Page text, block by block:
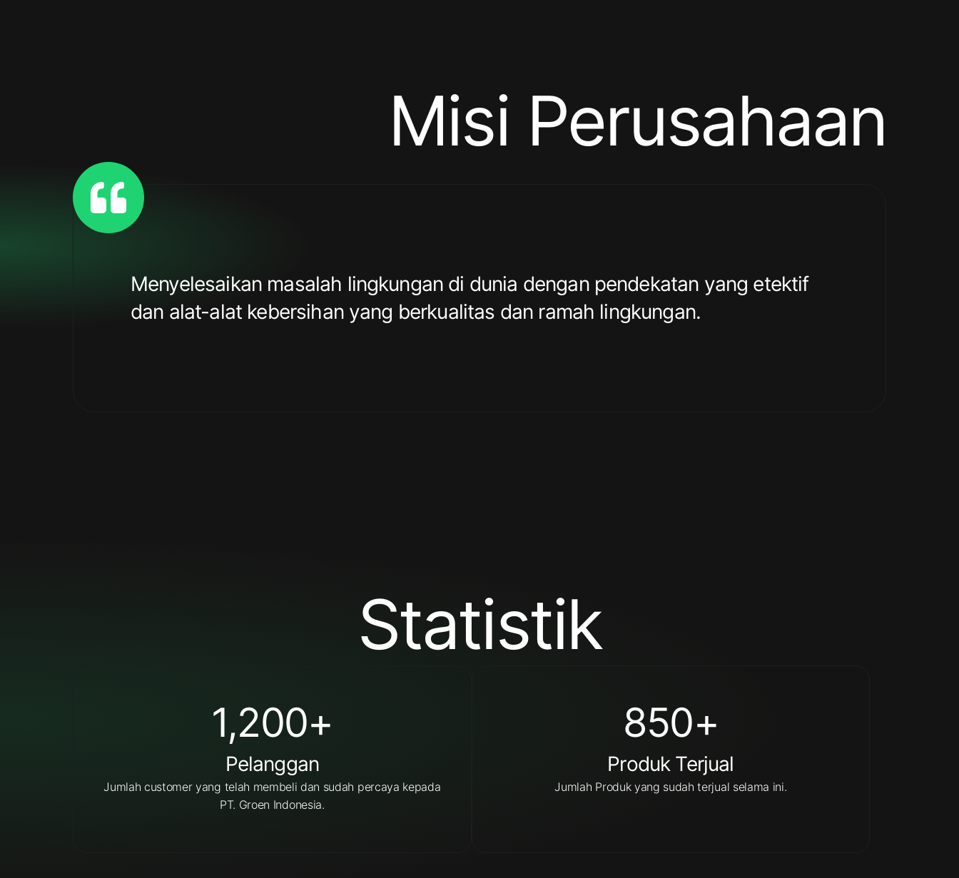
Misi Perusahaan
Menyelesaikan masalah lingkungan di dunia dengan pendekatan yang etektif
dan alat-alat kebersihan yang berkualitas dan ramah lingkungan.
Statistik
Pelanggan
1,200+
Jumlah customer yang telah membeli dan sudah percaya kepada
PT. Groen Indonesia.
Produk Terjual
850+
Jumlah Produk yang sudah terjual selama ini.